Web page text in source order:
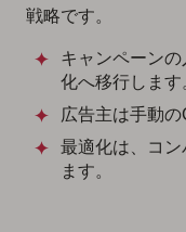
戦略です。
キャンペーン
化へ移行します
広告主は手動の
最適化は、コ
ます。